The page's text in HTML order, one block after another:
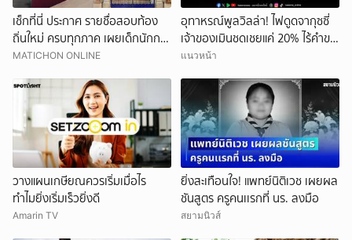
เช็กที่นี่ ประกาศ รายชื่อสอบท้อง
ถิ่นใหม่ ครบทุกภาค เผยเด็กนักการ
เมืองดังหลุดอื้อ
MATICHON ONLINE
อุทาหรณ์พูลวิลล่า! ไฟดูดจากุซซี่
เจ้าของเมินชดเชยแค่ 20% ไร้คำขอ
โทษ
แนวหน้า
วางแผนเกษียณควรเริ่มเมื่อไร
ทำไมยิ่งเริ่มเร็วยิ่งดี
Amarin TV
ยิ่งสะเทือนใจ! แพทย์นิติเวช เผยผล
ชันสูตร ครูคนเเรกที่ นร. ลงมือ
สยามนิวส์